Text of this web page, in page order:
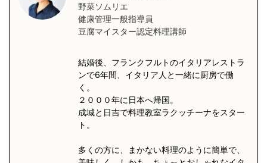
野菜ソムリエ
健康管理一般指導員
豆腐マイスター認定料理講師
結婚後、フランクフルトのイタリアレストラ
ンで6年間、イタリア人と一緒に厨房で働
く。
２０００年に日本へ帰国。
成城と日吉で料理教室ラクッチーナをスター
ト。
多くの方に、まかない料理のように簡単で、